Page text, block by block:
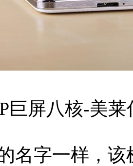
巨屏八核-美
名字一样，